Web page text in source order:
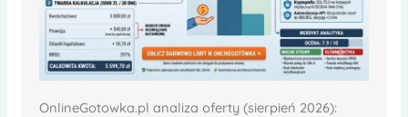
OnlineGotowka.pl analiza oferty (sierpień 2026):